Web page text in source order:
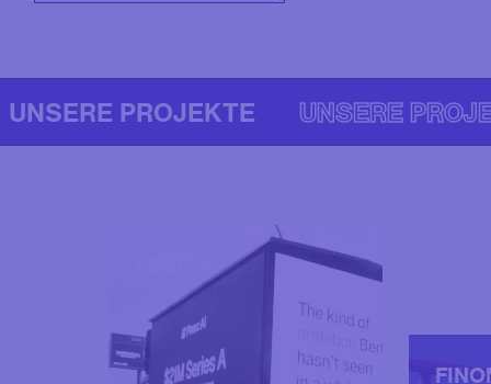
UNSERE PROJEKTE UNSERE